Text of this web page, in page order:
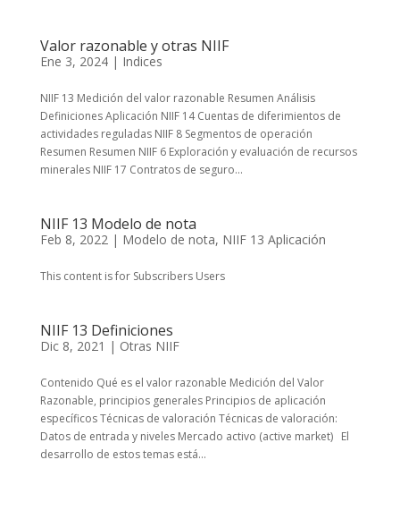
Valor razonable y otras NIIF
Ene 3, 2024| Indices
NIIF 13 Medición del valor razonable Resumen Análisis
Definiciones Aplicación NIIF 14 Cuentas de diferimientos de
actividades reguladas NIIF 8 Segmentos de operación
Resumen Resumen NIIF 6 Exploración y evaluación de recursos
minerales NIIF 17 Contratos de seguro...
NIIF 13 Modelo de nota
Feb 8, 2022| Modelo de nota, NIIF 13 Aplicación
This content is for Subscribers Users
NIIF 13 Definiciones
Dic 8, 2021 | Otras NIIF
Contenido Qué es el valor razonable Medición del Valor
Razonable, principios generales Principios de aplicación
específicos Técnicas de valoración Técnicas de valoración:
Datos de entrada y niveles Mercado activo (active market) El
desarrollo de estos temas está...